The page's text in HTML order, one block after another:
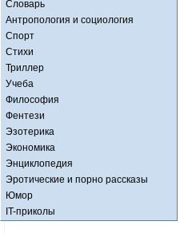
Словарь
Антропология и социология
Спорт
Стихи
Триллер
Учеба
Философия
Фентези
Эзотерика
Экономика
Энциклопедия
Эротические и порно рассказы
Юмор
IT-приколы